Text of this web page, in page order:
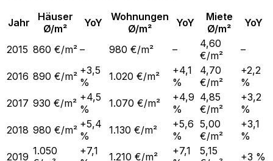
Jahr
Häuser
Ø/m²
YoY
Wohnungen
Ø/m²
YoY
Miete
Ø/m²
YoY
2015 860 €/m² – 980 €/m² –
4,60
€/m²
–
2016 890 €/m² +3,5
%
1.020 €/m²
+4,1
%
4,70
€/m²
+2,2
%
2017 930 €/m² +4,5
%
1.070 €/m²
+4,9
%
4,85
€/m²
+3,2
%
2018 980 €/m² +5,4
%
1.130 €/m²
+5,6
%
5,00
€/m²
+3,1
%
2019 1.050
+7,1
1.210 €/m²
+7,1
5,15
+3 %